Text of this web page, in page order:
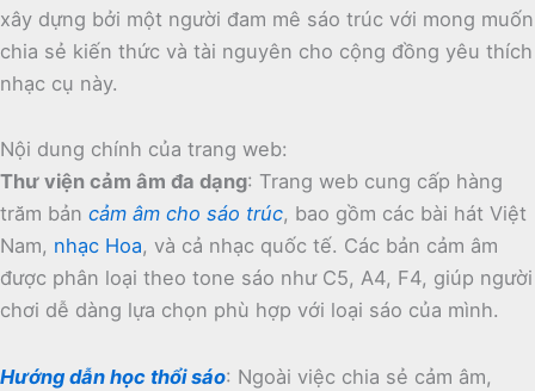
xây dựng bởi một người đam mê sáo trúc với mong muốn
chia sẻ kiến thức và tài nguyên cho cộng đồng yêu thích
nhạc cụ này.
Nội dung chính của trang web:
Thư viện cảm âm đa dạng: Trang web cung cấp hàng
trăm bản cảm âm cho sáo trúc, bao gồm các bài hát Việt
Nam, nhạc Hoa, và cả nhạc quốc tế. Các bản cảm âm
được phân loại theo tone sáo như C5, A4, F4, giúp người
chơi dễ dàng lựa chọn phù hợp với loại sáo của mình.
Hướng dẫn học thổi sáo: Ngoài việc chia sẻ cảm âm,